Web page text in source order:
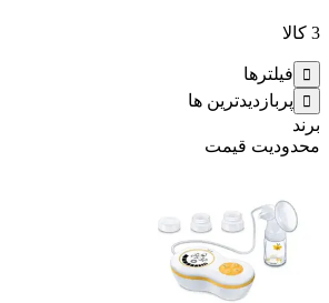
3 کالا
فیلترها
پربازدیدترین ها
برند
محدودیت قیمت